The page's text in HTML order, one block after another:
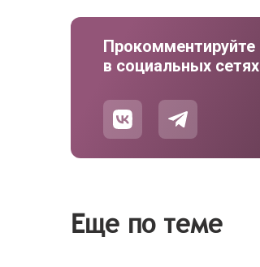
Прокомментируйте
в социальных сетях
Еще по теме